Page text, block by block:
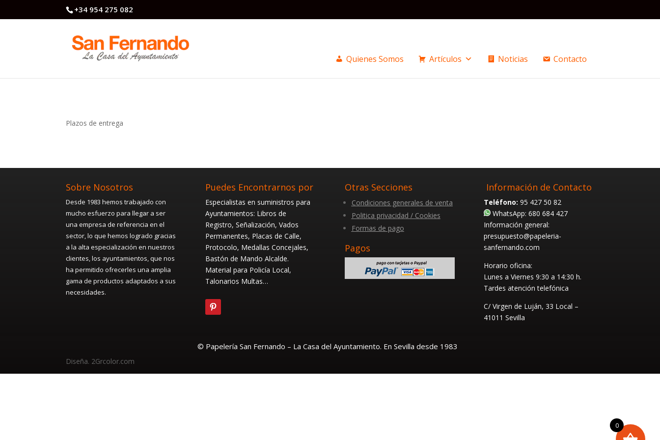
+34 954 275 082
Quienes Somos Artículos Noticias Contacto
Plazos de entrega
Sobre Nosotros
Desde 1983 hemos trabajado con
mucho esfuerzo para llegar a ser
una empresa de referencia en el
sector, lo que hemos logrado gracias
a la alta especialización en nuestros
clientes, los ayuntamientos, que nos
ha permitido ofrecerles una amplia
gama de productos adaptados a sus
necesidades.
Puedes Encontrarnos por
Especialistas en suministros para
Ayuntamientos: Libros de
Registro, Señalización, Vados
Permanentes, Placas de Calle,
Protocolo, Medallas Concejales,
Bastón de Mando Alcalde.
Material para Policía Local,
Talonarios Multas…
Otras Secciones
Condiciones generales de venta
Politica privacidad / Cookies
Formas de pago
Pagos
Información de Contacto
Teléfono: 95 427 50 82
WhatsApp: 680 684 427
Información general:
presupuesto@papeleria-
sanfernando.com
Horario oficina:
Lunes a Viernes 9:30 a 14:30 h.
Tardes atención telefónica
C/ Virgen de Luján, 33 Local –
41011 Sevilla
© Papelería San Fernando – La Casa del Ayuntamiento. En Sevilla desde 1983
Diseña. 2Grcolor.com
0